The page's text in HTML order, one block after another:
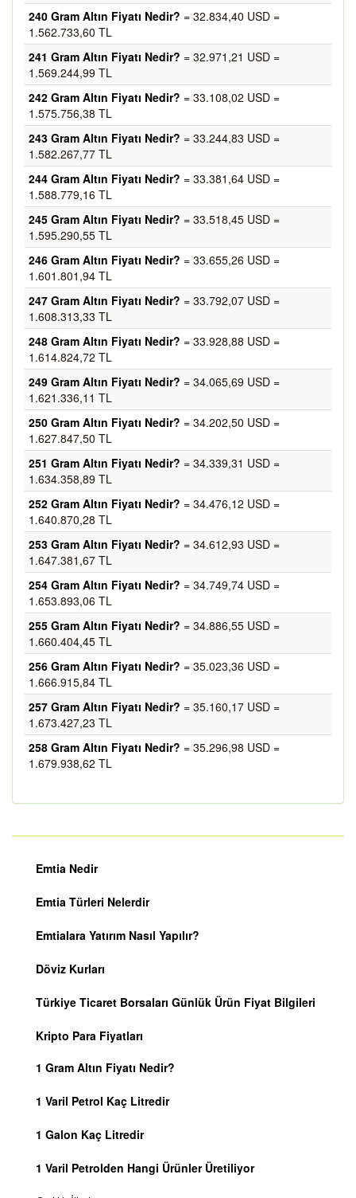
240 Gram Altın Fiyatı Nedir? = 32.834,40 USD =
1.562.733,60 TL
241 Gram Altın Fiyatı Nedir? = 32.971,21 USD =
1.569.244,99 TL
242 Gram Altın Fiyatı Nedir? = 33.108,02 USD =
1.575.756,38 TL
243 Gram Altın Fiyatı Nedir? = 33.244,83 USD =
1.582.267,77 TL
244 Gram Altın Fiyatı Nedir? = 33.381,64 USD =
1.588.779,16 TL
245 Gram Altın Fiyatı Nedir? = 33.518,45 USD =
1.595.290,55 TL
246 Gram Altın Fiyatı Nedir? = 33.655,26 USD =
1.601.801,94 TL
247 Gram Altın Fiyatı Nedir? = 33.792,07 USD =
1.608.313,33 TL
248 Gram Altın Fiyatı Nedir? = 33.928,88 USD =
1.614.824,72 TL
249 Gram Altın Fiyatı Nedir? = 34.065,69 USD =
1.621.336,11 TL
250 Gram Altın Fiyatı Nedir? = 34.202,50 USD =
1.627.847,50 TL
251 Gram Altın Fiyatı Nedir? = 34.339,31 USD =
1.634.358,89 TL
252 Gram Altın Fiyatı Nedir? = 34.476,12 USD =
1.640.870,28 TL
253 Gram Altın Fiyatı Nedir? = 34.612,93 USD =
1.647.381,67 TL
254 Gram Altın Fiyatı Nedir? = 34.749,74 USD =
1.653.893,06 TL
255 Gram Altın Fiyatı Nedir? = 34.886,55 USD =
1.660.404,45 TL
256 Gram Altın Fiyatı Nedir? = 35.023,36 USD =
1.666.915,84 TL
257 Gram Altın Fiyatı Nedir? = 35.160,17 USD =
1.673.427,23 TL
258 Gram Altın Fiyatı Nedir? = 35.296,98 USD =
1.679.938,62 TL
Emtia Nedir
Emtia Türleri Nelerdir
Emtialara Yatırım Nasıl Yapılır?
Döviz Kurları
Türkiye Ticaret Borsaları Günlük Ürün Fiyat Bilgileri
Kripto Para Fiyatları
1 Gram Altın Fiyatı Nedir?
1 Varil Petrol Kaç Litredir
1 Galon Kaç Litredir
1 Varil Petrolden Hangi Ürünler Üretiliyor